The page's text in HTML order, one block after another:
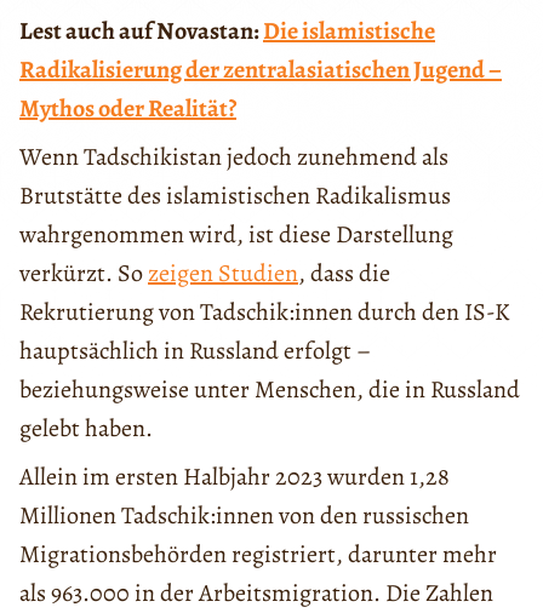
Lest auch auf Novastan:Die islamistische
Radikalisierung der zentralasiatischen Jugend –
Mythos oder Realität?
Wenn Tadschikistan jedoch zunehmend als
Brutstätte des islamistischen Radikalismus
wahrgenommen wird, ist diese Darstellung
verkürzt. Sozeigen Studien, dass die
Rekrutierung von Tadschik:innen durch den IS-K
hauptsächlich in Russland erfolgt –
beziehungsweise unter Menschen, die in Russland
gelebt haben.
Allein im ersten Halbjahr 2023 wurden 1,28
Millionen Tadschik:innen von den russischen
Migrationsbehörden registriert, darunter mehr
als 963.000 in der Arbeitsmigration. Die Zahlen